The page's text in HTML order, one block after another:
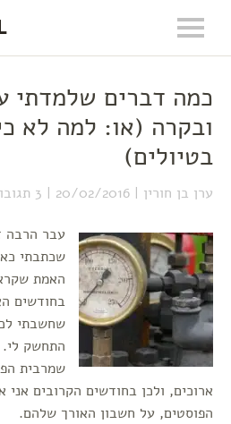
כמה דברים שלמדתי
ובקרה (או: למה לא
בטיולים)
ערן בן חורין 20/02/2016 3 תגובות
עבר הרבה
שכתבתי
האמת
בחודשים
שחשבתי
התחשק
שמרבית
ארוכים, ולכן בחודשים הקרובים
הפוסטים, על חשבון האורך שלהם.